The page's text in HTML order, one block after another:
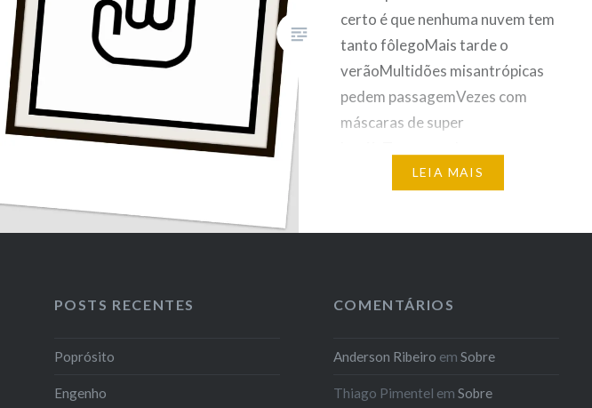
certo é que nenhuma nuvem tem
tanto fôlegoMais tarde o
verãoMultidões misantrópicas
pedem passagemVezes com
máscaras de super
embuste enrusteAcometido
LEIA MAIS
POSTS RECENTES
Poprósito
Engenho
COMENTÁRIOS
Anderson Ribeiro em Sobre
Thiago Pimentel em Sobre